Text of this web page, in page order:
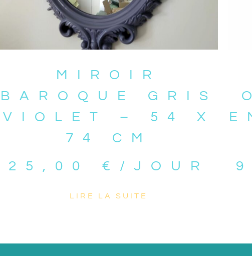
MIROIR
BAROQUE GRIS
VIOLET – 54 X
74 CM
25,00 € /JOUR
LIRE LA SUITE